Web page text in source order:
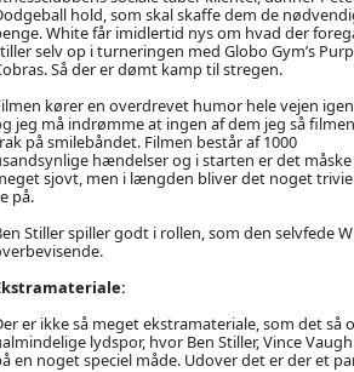
hold, som skal skaffe dem de
White får imidlertid nys om hvad der
selv op i turneringen med Globo Gym’s
Så der er dømt kamp til stregen.
kører en overdrevet humor hele vejen
jeg må indrømme at ingen af dem jeg så
på smilebåndet. Filmen består af 1000
hændelser og i starten er det måske
sjovt, men i længden bliver det noget
på.
Stiller spiller godt i rollen, som den selvfede
er ikke så meget ekstramateriale, som det
lydspor, hvor Ben Stiller, Vince
en noget speciel måde. Udover det er der et